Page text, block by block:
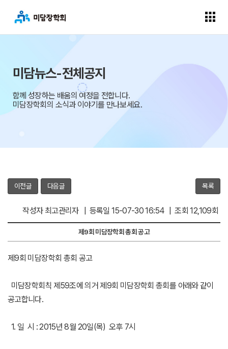
미담뉴스-전체공지
함께 성장하는 배움의 여정을 전합니다.
미담장학회의 소식과 이야기를 만나보세요.
이전글 다음글 목록
작성자 최고관리자 | 등록일 15-07-30 16:54 | 조회 12,109회
제9회 미담장학회 총회 공고
제9회 미담장학회 총회 공고
미담장학회칙 제59조에 의거 제9회 미담장학회 총회를 아래와 같이
공고합니다.
1. 일 시 : 2015년 8월 20일(목) 오후 7시